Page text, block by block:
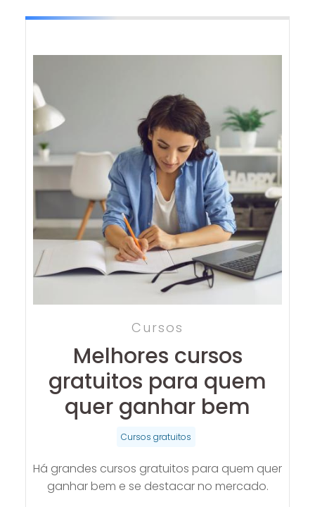
Cursos
Melhores cursos
gratuitos para quem
quer ganhar bem
Cursos gratuitos
Há grandes cursos gratuitos para quem quer
ganhar bem e se destacar no mercado.